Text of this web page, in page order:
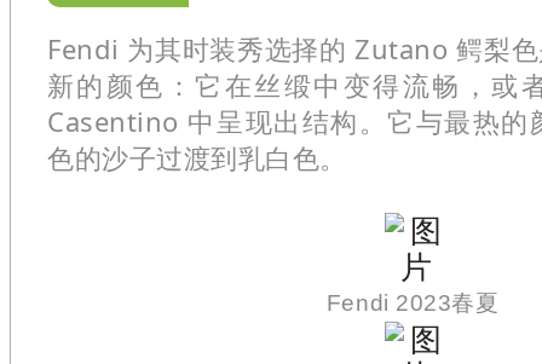
Fendi 为其时装秀选择的 Zutano 鳄梨
新的颜色：它在丝缎中变得流畅，或
Casentino 中呈现出结构。它与最热的
色的沙子过渡到乳白色。
Fendi 2023春夏